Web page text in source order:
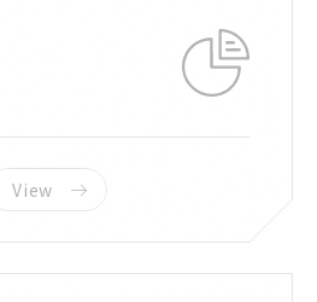
View